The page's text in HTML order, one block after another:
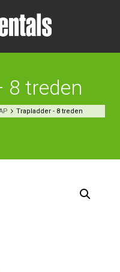
8 treden
Trapladder - 8 treden